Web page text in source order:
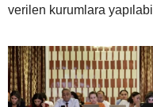
verilen kurumlara